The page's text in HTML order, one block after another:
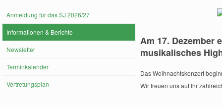
Am 17. Dezember
musikalisches
Das Weihnachtskonzert
Wir freuen uns auf Ihr
Anmeldung für das SJ 2026/27
Informationen & Berichte
Newsletter
Terminkalender
Vertretungsplan